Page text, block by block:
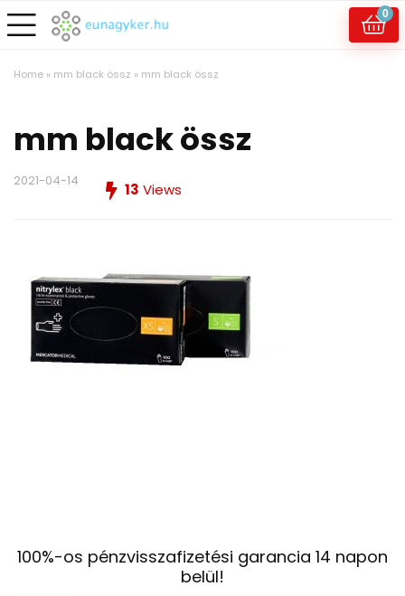
0
Home » mm black össz » mm black össz
mm black össz
2021-04-14 13 Views
100%-os pénzvisszafizetési garancia 14 napon
belül!